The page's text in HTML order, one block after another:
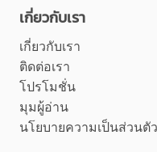
เกี่ยวกับเรา
เกี่ยวกับเรา
ติดต่อเรา
โปรโมชั่น
มุมผู้อ่าน
นโยบายความเป็นส่วนตัว